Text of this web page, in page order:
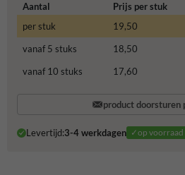
Aantal Prijs per stuk
per stuk
19,50
vanaf 5 stuks
18,50
vanaf 10 stuks
17,60
product doorsturen
Levertijd:3-4 werkdagen ✓op voorraad